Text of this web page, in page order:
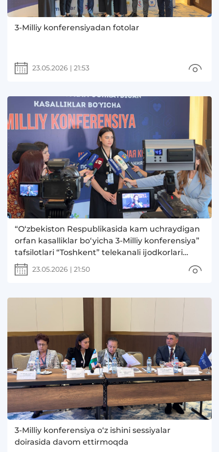
3-Milliy konferensiyadan fotolar
23.05.2026 | 21:53
“O‘zbekiston Respublikasida kam uchraydigan
orfan kasalliklar bo‘yicha 3-Milliy konferensiya”
tafsilotlari “Toshkent” telekanali ijodkorlari
tomonidan keng yoritildi.
23.05.2026 | 21:50
3-Milliy konferensiya o‘z ishini sessiyalar
doirasida davom ettirmoqda